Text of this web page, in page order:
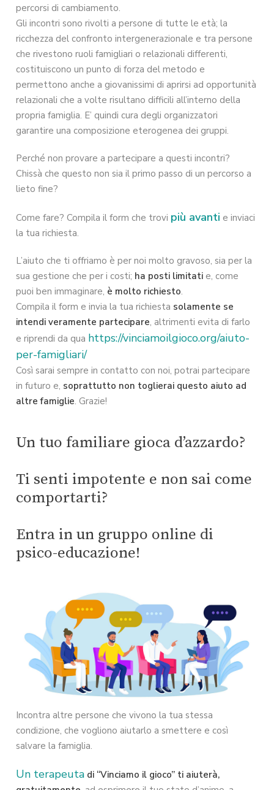
percorsi di cambiamento.
Gli incontri sono rivolti a persone di tutte le età; la
ricchezza del confronto intergenerazionale e tra persone
che rivestono ruoli famigliari o relazionali differenti,
costituiscono un punto di forza del metodo e
permettono anche a giovanissimi di aprirsi ad opportunità
relazionali che a volte risultano difficili all’interno della
propria famiglia. E’ quindi cura degli organizzatori
garantire una composizione eterogenea dei gruppi.
Perché non provare a partecipare a questi incontri?
Chissà che questo non sia il primo passo di un percorso a
lieto fine?
Come fare? Compila il form che trovi più avanti e inviaci
la tua richiesta.
L’aiuto che ti offriamo è per noi molto gravoso, sia per la
sua gestione che per i costi; ha posti limitati e, come
puoi ben immaginare, è molto richiesto.
Compila il form e invia la tua richiesta solamente se
intendi veramente partecipare, altrimenti evita di farlo
e riprendi da qua https://vinciamoilgioco.org/aiuto-
per-famigliari/
Così sarai sempre in contatto con noi, potrai partecipare
in futuro e, soprattutto non toglierai questo aiuto ad
altre famiglie. Grazie!
Un tuo familiare gioca d’azzardo?
Ti senti impotente e non sai come
comportarti?
Entra in un gruppo online di
psico-educazione!
Incontra altre persone che vivono la tua stessa
condizione, che vogliono aiutarlo a smettere e così
salvare la famiglia.
Un terapeuta di “Vinciamo il gioco” ti aiuterà,